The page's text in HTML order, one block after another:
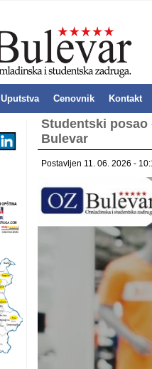
Uputstva Cenovnik Kontakt
Studentski posao
Bulevar
Postavljen 11. 06. 2026 -